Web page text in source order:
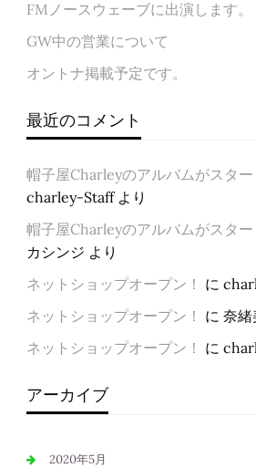
FMノースウェーブに出演します。
GW中の営業について
オントナ掲載予定です。
最近のコメント
帽子屋Charleyのアルバムがスター
charley-Staffより
帽子屋Charleyのアルバムがスター
カシンジ より
ネットショップオープン！ に
ネットショップオープン！ に 奈緒
ネットショップオープン！ に
アーカイブ
2020年5月